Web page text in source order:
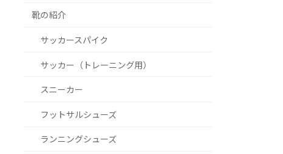
靴の紹介
サッカースパイク
サッカー（トレーニング用）
スニーカー
フットサルシューズ
ランニングシューズ